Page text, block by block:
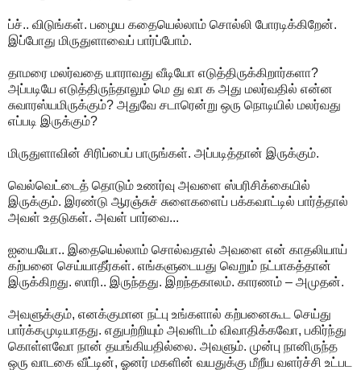
ப்ச்.. விடுங்கள். பழைய கதையெல்லாம் சொல்லி போரடிக்கிறேன்.
இப்போது மிருதுளாவைப் பார்ப்போம்.
தாமரை மலர்வதை யாராவது வீடியோ எடுத்திருக்கிறார்களா?
அப்படியே எடுத்திருந்தாலும் மெ து வா க அது மலர்வதில் என்ன
சுவாரஸ்யமிருக்கும்? அதுவே சடாரென்று ஒரு நொடியில் மலர்வது
எப்படி இருக்கும்?
மிருதுளாவின் சிரிப்பைப் பாருங்கள். அப்படித்தான் இருக்கும்.
வெல்வெட்டைத் தொடும் உணர்வு அவளை ஸ்பரிசிக்கையில்
இருக்கும். இரண்டு ஆரஞ்சுச் சுளைகளைப் பக்கவாட்டில் பார்த்தால்
அவள் உதடுகள். அவள் பார்வை...
ஐயையோ.. இதையெல்லாம் சொல்வதால் அவளை என் காதலியாய்
கற்பனை செய்யாதீர்கள். எங்களுடையது வெறும் நட்பாகத்தான்
இருக்கிறது. ஸாரி.. இருந்தது. இறந்தகாலம். காரணம் – அமுதன்.
அவளுக்கும், எனக்குமான நட்பு உங்களால் கற்பனைகூட செய்து
பார்க்கமுடியாதது. எதுபற்றியும் அவளிடம் விவாதிக்கவோ, பகிர்ந்து
கொள்ளவோ நான் தயங்கியதில்லை. அவளும். முன்பு நானிருந்த
ஒரு வாடகை வீட்டின், ஓனர் மகளின் வயதுக்கு மீறீய வளர்ச்சி உட்பட